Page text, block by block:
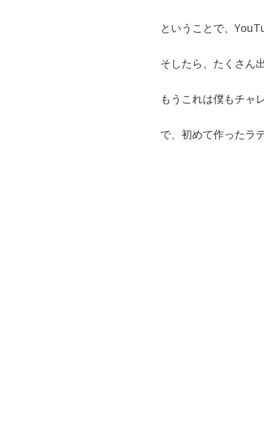
ということで、
そしたら、たくさん
もうこれは僕もチャ
で、初めて作ったラ